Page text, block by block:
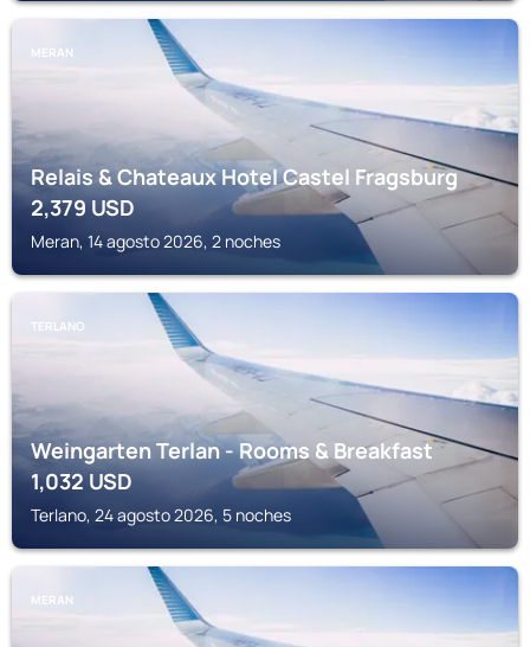
MERAN
Relais & Chateaux Hotel Castel Fragsburg
2,379USD
Meran, 14 agosto 2026, 2 noches
TERLANO
Weingarten Terlan - Rooms & Breakfast
1,032USD
Terlano, 24 agosto 2026, 5 noches
MERAN